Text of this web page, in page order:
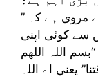
مروی ہے کہ ”
سے کوئی اپنی
اللہ اللھم
یعنی اے اللہ